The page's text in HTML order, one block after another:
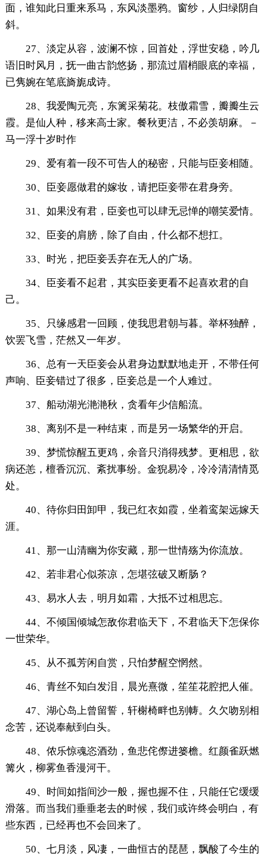
面，谁知此日重来系马，东风淡墨鸦。窗纱，人归绿阴自
斜。
27、淡定从容，波澜不惊，回首处，浮世安稳，吟几
语旧时风月，抚一曲古韵悠扬，那流过眉梢眼底的幸福，
已隽婉在笔底旖旎成诗。
28、我爱陶元亮，东篱采菊花。枝傲霜雪，瓣瓣生云
霞。是仙人种，移来高士家。餐秋更洁，不必羡胡麻。－
马一浮十岁时作
29、爱有着一段不可告人的秘密，只能与臣妾相随。
30、臣妾愿做君的嫁妆，请把臣妾带在君身旁。
31、如果没有君，臣妾也可以肆无忌惮的嘲笑爱情。
32、臣妾的肩膀，除了自由，什么都不想扛。
33、时光，把臣妾丢弃在无人的广场。
34、臣妾看不起君，其实臣妾更看不起喜欢君的自
己。
35、只缘感君一回顾，使我思君朝与暮。举杯独醉，
饮罢飞雪，茫然又一年岁。
36、总有一天臣妾会从君身边默默地走开，不带任何
声响、臣妾错过了很多，臣妾总是一个人难过。
37、船动湖光滟滟秋，贪看年少信船流。
38、离别不是一种结束，而是另一场繁华的开启。
39、梦慌惊醒五更鸡，余音只消得残梦。更相思，欲
病还恙，檀香沉沉、紊扰事纷。金猊易冷，冷冷清清情觅
处。
40、待你归田卸甲，我已红衣如霞，坐着鸾架远嫁天
涯。
41、那一山清幽为你安藏，那一世情殇为你流放。
42、若非君心似茶凉，怎堪弦破又断肠？
43、易水人去，明月如霜，大抵不过相思忘。
44、不倾国倾城怎敌你君临天下，不君临天下怎保你
一世荣华。
45、从不孤芳闲自赏，只怕梦醒空惘然。
46、青丝不知白发泪，晨光熹微，笙笙花腔把人催。
47、湖心岛上曾留誓，轩榭椅畔也别帱。久欠吻别相
念苦，还说奉献到白头。
48、侬乐惊魂恣酒劲，鱼悲侘傺进篓檐。红颜雀跃燃
篝火，柳雾鱼香漫河干。
49、时间如指间沙一般，握也握不住，只能任它缓缓
滑落。而当我们垂垂老去的时候，我们或许终会明白，有
些东西，已经再也不会回来了。
50、七月淡，风凄，一曲恒古的琵琶，飘酸了今生的